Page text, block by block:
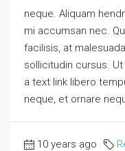
neque. Aliquam
mi accumsan nec.
facilisis, at
sollicitudin cursus.
a text link libero
neque, et ornare
10 years ago